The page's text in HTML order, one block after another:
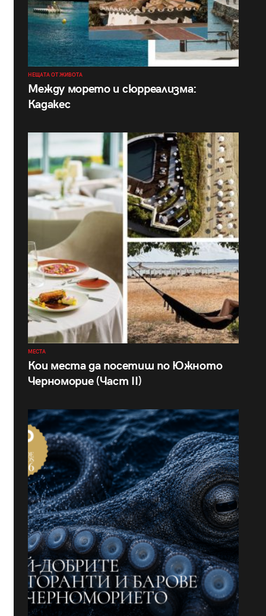
НЕЩАТА ОТ ЖИВОТА
Между морето и сюрреализма:
Кадакес
МЕСТА
Кои места да посетиш по Южното
Черноморие (Част II)